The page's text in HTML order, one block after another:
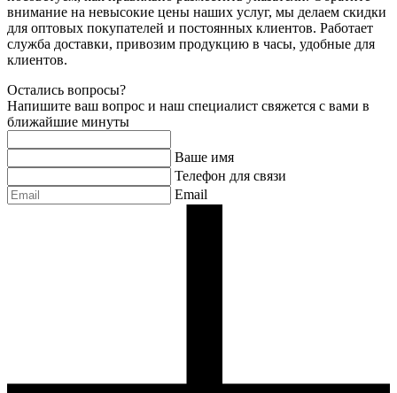
внимание на невысокие цены наших услуг, мы делаем скидки
для оптовых покупателей и постоянных клиентов. Работает
служба доставки, привозим продукцию в часы, удобные для
клиентов.
Остались вопросы?
Напишите ваш вопрос и наш специалист свяжется с вами в
ближайшие минуты
Ваше имя
Телефон для связи
Email